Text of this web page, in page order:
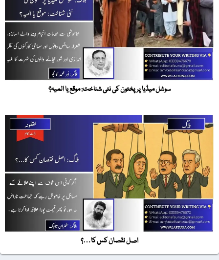
سوشل میڈیا پر پختون کی نئی شناخت: موقع یا المیہ؟
اصل نقصان کس کا…؟